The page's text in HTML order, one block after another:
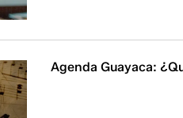
Agenda Guayaca: